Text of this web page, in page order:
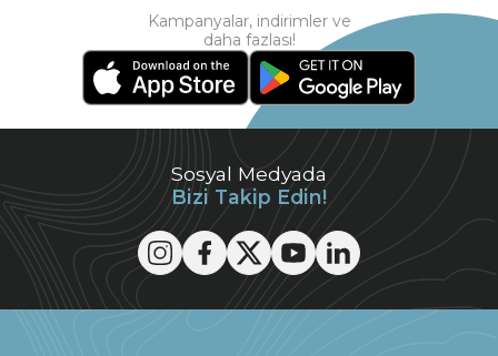
Sosyal Medyada
Bizi Takip Edin!
Kampanyalar, indirimler ve
daha fazlası!